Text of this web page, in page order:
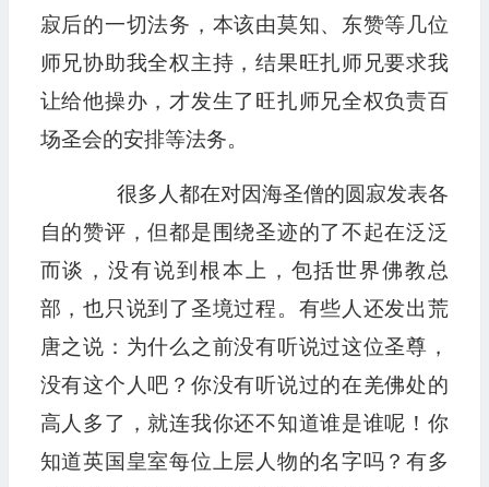
寂后的一切法务，本该由莫知、东赞等几位
师兄协助我全权主持，结果旺扎师兄要求我
让给他操办，才发生了旺扎师兄全权负责百
场圣会的安排等法务。
很多人都在对因海圣僧的圆寂发表各
自的赞评，但都是围绕圣迹的了不起在泛泛
而谈，没有说到根本上，包括世界佛教总
部，也只说到了圣境过程。有些人还发出荒
唐之说：为什么之前没有听说过这位圣尊，
没有这个人吧？你没有听说过的在羌佛处的
高人多了，就连我你还不知道谁是谁呢！你
知道英国皇室每位上层人物的名字吗？有多